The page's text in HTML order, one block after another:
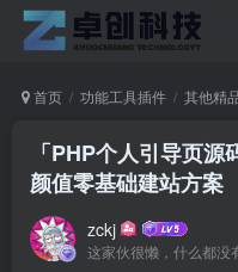
首页 功能工具插件 其他精
「PHP个人引导页
颜值零基础建站方案
zckj
这家伙很懒，什么都没